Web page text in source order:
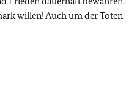
willen! Auch um der Toten